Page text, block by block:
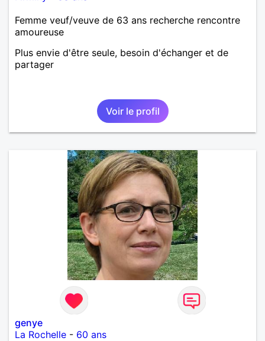
Femme veuf/veuve de 63 ans recherche rencontre
amoureuse
Plus envie d'être seule, besoin d'échanger et de
partager
Voir le profil
genye
La Rochelle - 60 ans